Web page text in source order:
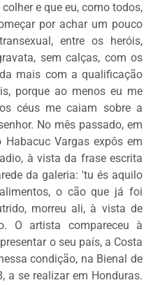
e que eu, como todos,
por achar um pouco
entre os heróis,
sem calças, com os
mais com a qualificação
porque ao menos eu me
céus me caiam sobre a
No mês passado, em
Habacuc Vargas expôs em
à vista da frase escrita
da galeria: 'tu és aquilo
o cão que já foi
morreu ali, à vista de
O artista compareceu à
o seu país, a Costa
condição, na Bienal de
a se realizar em Honduras.